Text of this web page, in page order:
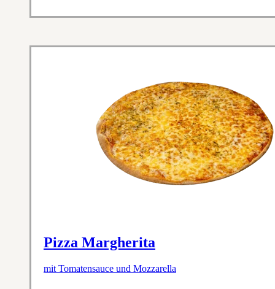
Pizza Margherita
mit Tomatensauce und Mozzarella